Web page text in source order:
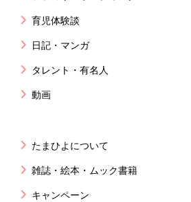
育児体験談
日記・マンガ
タレント・有名人
動画
たまひよについて
雑誌・絵本・ムック書籍
キャンペーン